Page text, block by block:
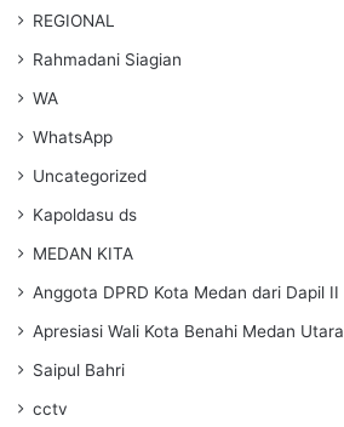
REGIONAL
Rahmadani Siagian
WA
WhatsApp
Uncategorized
Kapoldasu ds
MEDAN KITA
Anggota DPRD Kota Medan dari Dapil II
Apresiasi Wali Kota Benahi Medan Utara
Saipul Bahri
cctv